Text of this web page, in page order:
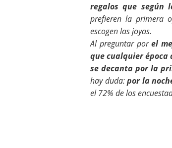
regalos que según
prefieren la primera
escogen las joyas.
Al preguntar porel
que cualquier época
se decanta por la
hay duda:por la
el 72% de los